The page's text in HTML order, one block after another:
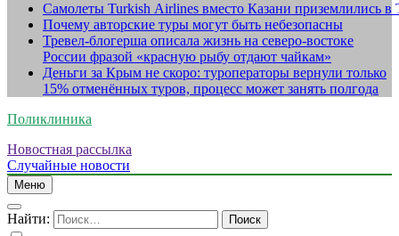
Самолеты Turkish Airlines вместо Казани приземлились в
Почему авторские туры могут быть небезопасны
Тревел-блогерша описала жизнь на северо-востоке
России фразой «красную рыбу отдают чайкам»
Деньги за Крым не скоро: туроператоры вернули только
15% отменённых туров, процесс может занять полгода
Поликлиника
Новостная рассылка
Случайные новости
Меню
Найти: